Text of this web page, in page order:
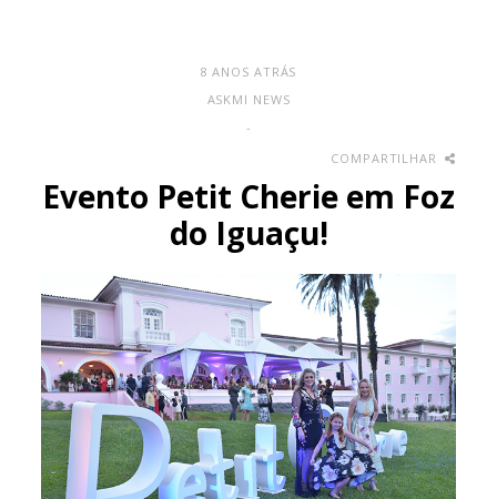
8 ANOS ATRÁS
ASKMI NEWS
-
COMPARTILHAR
Evento Petit Cherie em Foz
do Iguaçu!